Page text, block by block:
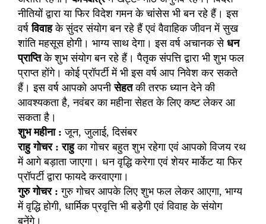
नीतियों द्वारा या फिर विदेश गमन के चांसेस भी बन रहे हैं। इस
वर्षविवाहके सुंदर संयोग बन रहे हैं एवं वैवाहिक जीवन में सुख
शांति महसूस होगी। भाग्य साथ देगा। इस वर्ष अचानक से धन
प्राप्तिके शुभ संयोग बन रहे हैं। पैतृक संपत्ति द्वारा भी शुभ फल
प्राप्त होंगे। कोई प्रॉपर्टी में भी इस वर्ष आप निवेश कर सकते
हैं। इस वर्ष आपको अपनीसेहतकी तरफ ध्यान देने की
आवश्यकता है, नवंबर का महीना सेहत के लिए कष्ट लेकर आ
सकता है।
शुभ महीना :जून, जुलाई, दिसंबर
राहु गोचर : राहुका गोचर बहुत शुभ रहेगा एवं आपको विजय रथ
में आगे बड़ाता जाएगा। धन वृद्धि करेगा एवं शेयर मार्केट या फिर
प्रॉपर्टी द्वारा फायदे करवाएगा।
गुरु गोचर : गुरु गोचर आपके लिए शुभ फल लेकर आएगा, भाग्य
में वृद्धि होगी, धार्मिक प्रवृत्ति भी बड़ेगी एवं विवाह के संयोग
बनेंगे।